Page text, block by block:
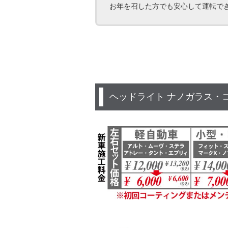
お年を召した方でも安心して運転で
ヘッドライト ナノガラス・